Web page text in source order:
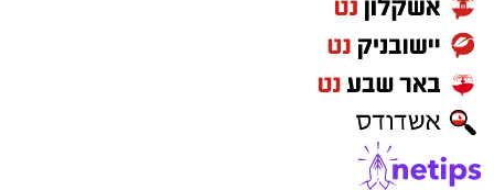
למדינה?
אני לא כותבת מתוך שנאה. אני גם לא מאמינה
שאפשר לשפוט ציבור שלם על פי מעשיהם או
אמירותיהם של חלק ממנהיגיו. יש חרדים
שמתגייסים, עובדים ומתנדבים, ויש גם מי
שמתנגדים לכך. אבל דווקא משום שמדובר בסוגיה